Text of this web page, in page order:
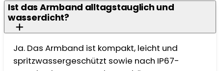
Ist das Armband alltagstauglich und
wasserdicht?
Ja. Das Armband ist kompakt, leicht und
spritzwassergeschützt sowie nach IP67-